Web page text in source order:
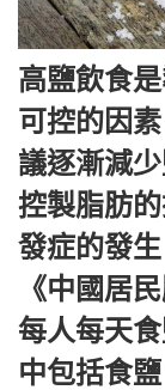
高鹽飲食
可控的因
議逐漸減
控製脂肪
發症的發生
《中國居
每人每天
中包括食